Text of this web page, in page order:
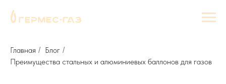
Главная / Блог /
Преимущества стальных и алюминиевых баллонов для газов